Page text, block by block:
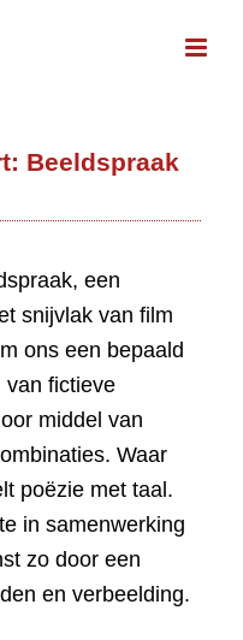
Beeldspraak
een
snijvlak van film
ons een bepaald
van fictieve
middel van
Waar
poëzie met taal.
in samenwerking
zo door een
en verbeelding.